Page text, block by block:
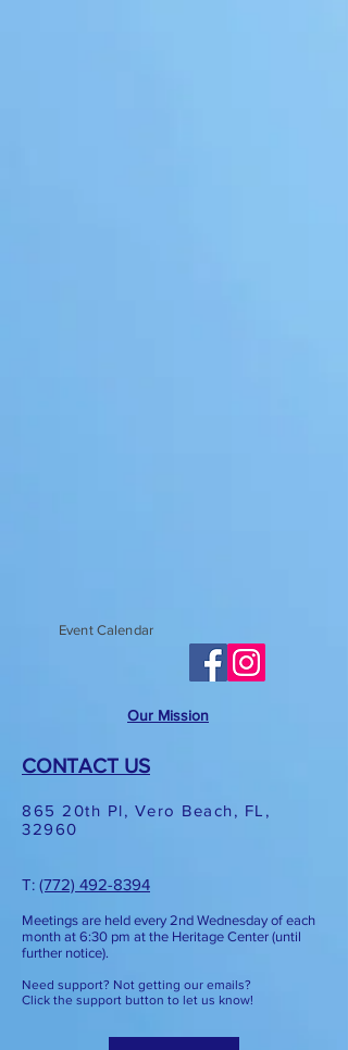
Event Calendar
Our Mission
CONTACT US
865 20th Pl, Vero Beach, FL,
32960
T: ​​ (772) 492-8394
Meetings are held every 2nd Wednesday of each
month at 6:30 pm at the Heritage Center (until
further notice).
Need support? Not getting our emails?
Click the support button to let us know!